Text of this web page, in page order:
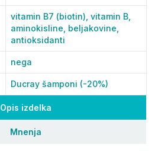
Opis izdelka
Mnenja
vitamin B7 (biotin), vitamin B,
aminokisline, beljakovine,
antioksidanti
nega
Ducray šamponi (-20%)